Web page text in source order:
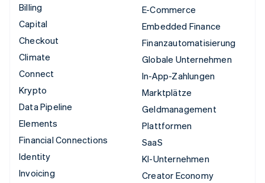
Billing
Capital
Checkout
Climate
Connect
Krypto
Data Pipeline
Elements
Financial Connections
Identity
Invoicing
E-Commerce
Embedded Finance
Finanzautomatisierung
Globale Unternehmen
In-App-Zahlungen
Marktplätze
Geldmanagement
Plattformen
SaaS
KI-Unternehmen
Creator Economy